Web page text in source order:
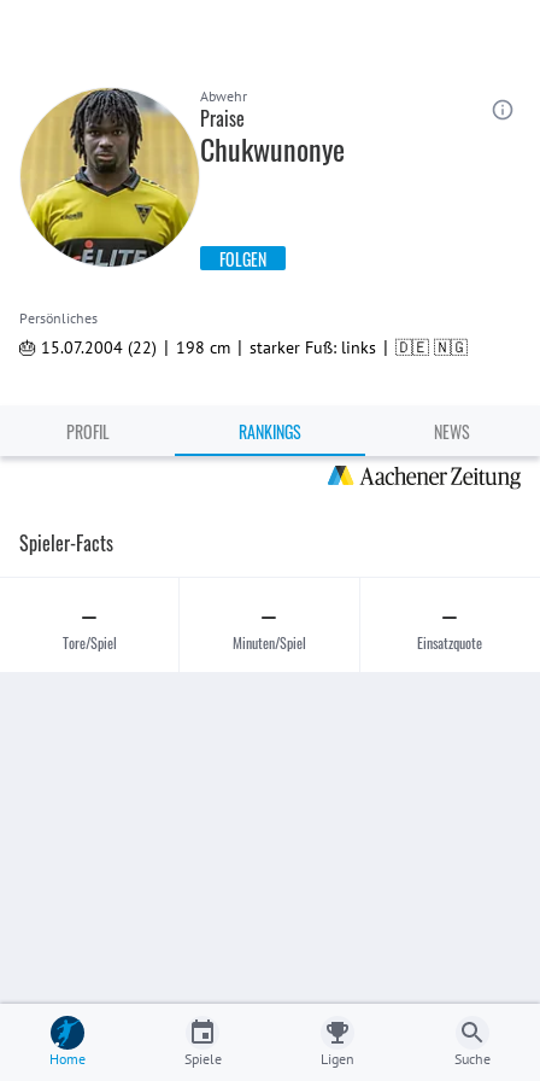
Abwehr
Praise
Chukwunonye
FOLGEN
Persönliches
🎂 15.07.2004 (22) | 198 cm | starker Fuß: links | 🇩🇪 🇳🇬
PROFIL RANKINGS NEWS
Spieler-Facts
–
Tore/Spiel
–
Minuten/Spiel
–
Einsatzquote
Home Spiele Ligen Suche